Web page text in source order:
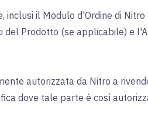
inclusi il Modulo d'Ordine di Nitro
del Prodotto (se applicabile) e
autorizzata da Nitro a
dove tale parte è così